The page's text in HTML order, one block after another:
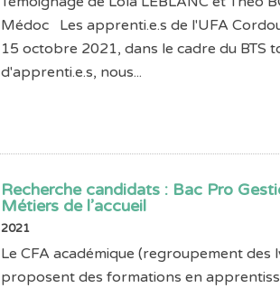
Médoc Les apprenti.e.s de l'UFA
15 octobre 2021, dans le cadre du BTS
d'apprenti.e.s, nous...
Recherche candidats : Bac Pro
Métiers de l’accueil
2021
Le CFA académique (regroupement
proposent des formations en